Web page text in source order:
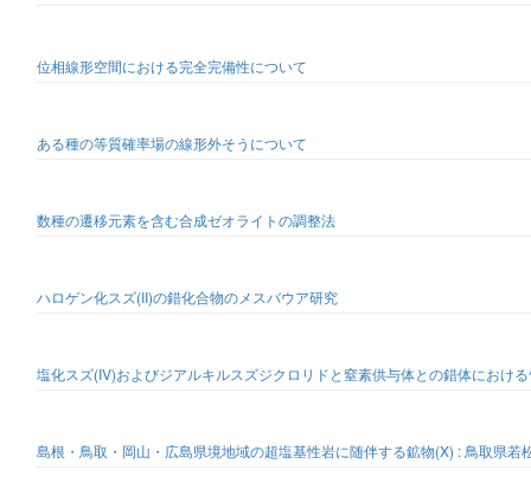
位相線形空間における完全完備性について
ある種の等質確率場の線形外そうについて
数種の遷移元素を含む合成ゼオライトの調整法
ハロゲン化スズ(II)の錯化合物のメスバウア研究
塩化スズ(IV)およびジアルキルスズジクロリドと窒素供与体との錯体におけ
島根・鳥取・岡山・広島県境地域の超塩基性岩に随伴する鉱物(X) : 鳥取県若